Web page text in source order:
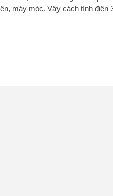
máy móc. Vậy cách tính điện